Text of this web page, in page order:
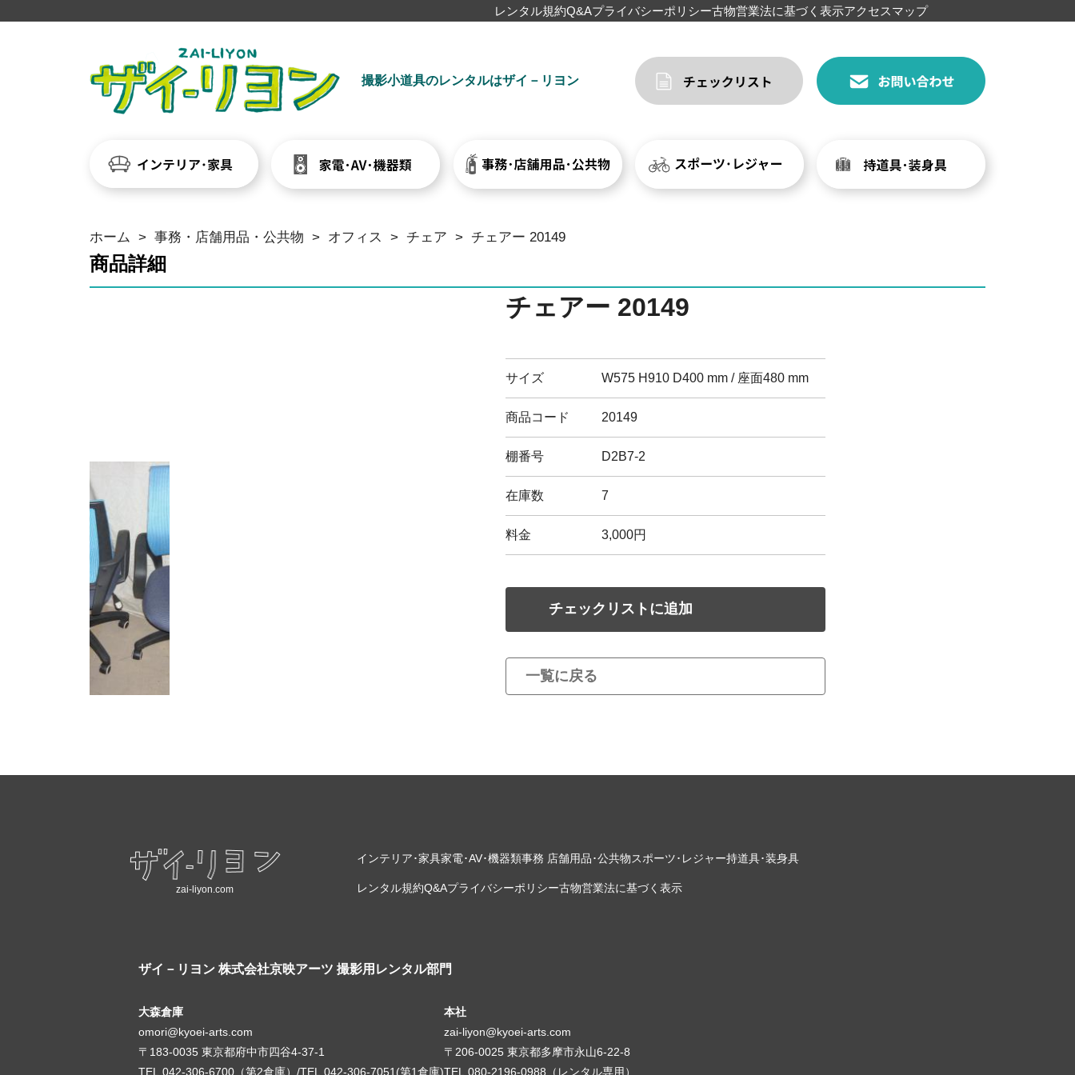
レンタル規約Q&Aプライバシーポリシー古物営業法に基づく表示アクセスマップ
撮影小道具のレンタルはザイ－リヨン
ホーム > 事務・店舗用品・公共物 > オフィス > チェア > チェアー 20149
商品詳細
チェアー 20149
サイズ W575 H910 D400 mm / 座面480 mm
商品コード 20149
棚番号 D2B7-2
在庫数 7
料金 3,000円
チェックリストに追加
一覧に戻る
zai-liyon.com
インテリア･家具家電･AV･機器類事務 店舗用品･公共物スポーツ･レジャー持道具･装身具
レンタル規約Q&Aプライバシーポリシー古物営業法に基づく表示
ザイ－リヨン 株式会社京映アーツ 撮影用レンタル部門
大森倉庫
omori@kyoei-arts.com
〒183-0035 東京都府中市四谷4-37-1
TEL.042-306-6700（第2倉庫）/TEL.042-306-7051(第1倉庫)
本社
zai-liyon@kyoei-arts.com
〒206-0025 東京都多摩市永山6-22-8
TEL.080-2196-0988（レンタル専用）